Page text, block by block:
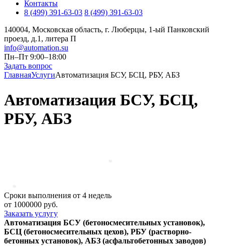
Контакты
8 (499) 391-63-03 8 (499) 391-63-03
140004, Московская область, г. Люберцы, 1-ый Панковский
проезд, д.1, литера П
info@automation.su
Пн–Пт 9:00–18:00
Задать вопрос
ГлавнаяУслугиАвтоматизация БСУ, БСЦ, РБУ, АБЗ
Автоматизация БСУ, БСЦ,
РБУ, АБЗ
Сроки выполнения от 4 недель
от 1000000 руб.
Заказать услугу
Автоматизация БСУ (бетоносмесительных установок),
БСЦ (бетоносмесительных цехов), РБУ (растворно-
бетонных установок), АБЗ (асфальтобетонных заводов)